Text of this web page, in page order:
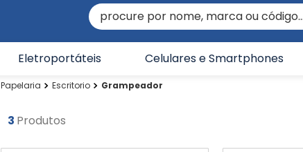
procure por nome, marca ou código...
Eletroportáteis Celulares e Smartphones
Papelaria Escritorio Grampeador
3 Produtos